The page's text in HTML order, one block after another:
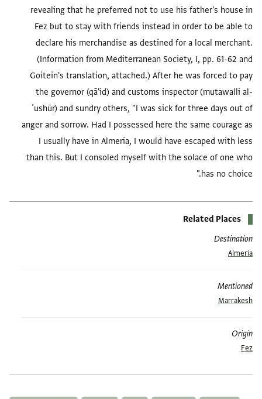
revealing that he preferred not to use his father's house in
Fez but to stay with friends instead in order to be able to
declare his merchandise as destined for a local merchant.
(Information from Mediterranean Society, I, pp. 61-62 and
Goitein's translation, attached.) After he was forced to pay
the governor (qā'id) and customs inspector (mutawalli al-
ʿushūr) and sundry others, "I was sick for three days out of
anger and sorrow. Had I possessed here the same courage as
I usually have in Almeria, I would have escaped with less
than this. But I consoled myself with the solace of one who
has no choice."
Related Places
Destination
Almeria
Mentioned
Marrakesh
Origin
Fez